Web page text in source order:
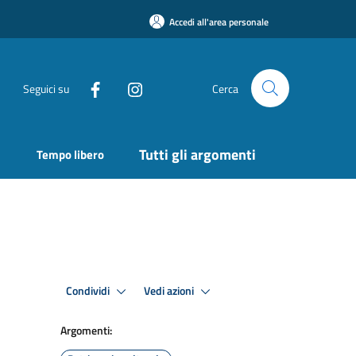
Accedi all'area personale
Seguici su Cerca
Tempo libero Tutti gli argomenti
Condividi Vedi azioni
Argomenti: